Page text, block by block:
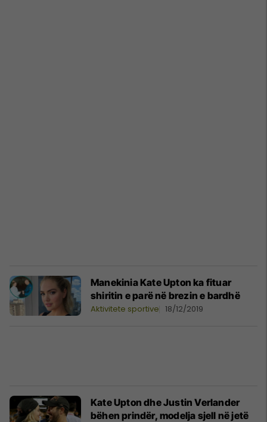
Manekinia Kate Upton ka fituar
shiritin e parë në brezin e bardhë
Aktivitete sportive 18/12/2019
Kate Upton dhe Justin Verlander
bëhen prindër, modelja sjell në jetë